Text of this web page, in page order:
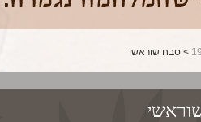
> סבח שוראשי